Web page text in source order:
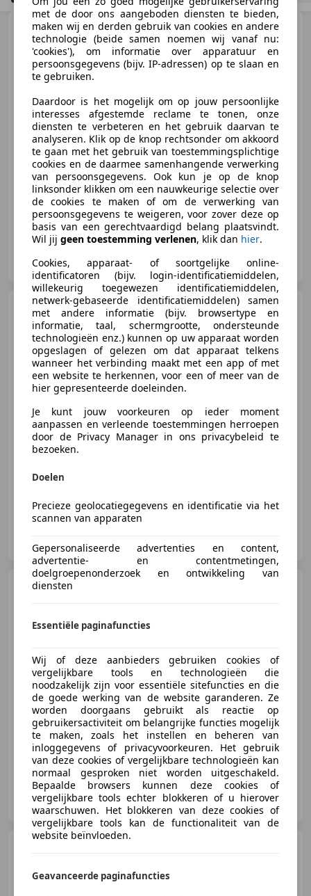
Renault MasterT35 2.3
dCi L3H3 2018 Paardenwagen
Horsetruck
€ 34.950
06/2018 58.894 km Diesel
96 kW (131 PK)
Boordcomputer, Airconditioning, Traction control, Trekhaak, Armsteun
NL-7151 NB EIBERGEN
Renault Trafic
1.6 dCi T29
L2H1 Générique BUS DEFECT
€ 3.250
06/2015 135.662 km
85 kW (116 PK)
NL-7151 NB EIBERGEN
€ 6.950
Excl. BTW
12/2017 244.369 km Diesel 55 kW (75 PK)
Thomas Automotive
NL-7151 NB EIBERGEN
Autotransporter
met de door ons aangeboden diensten te bieden,
maken wij en derden gebruik van cookies en andere
technologie (beide samen noemen wij vanaf nu:
'cookies'), om informatie over apparatuur en
persoonsgegevens (bijv. IP-adressen) op te slaan en
te gebruiken.
Daardoor is het mogelijk om op jouw persoonlijke
interesses afgestemde reclame te tonen, onze
diensten te verbeteren en het gebruik daarvan te
analyseren. Klik op de knop rechtsonder om akkoord
te gaan met het gebruik van toestemmingsplichtige
cookies en de daarmee samenhangende verwerking
van persoonsgegevens. Ook kun je op de knop
linksonder klikken om een nauwkeurige selectie over
de cookies te maken of om de verwerking van
persoonsgegevens te weigeren, voor zover deze op
basis van een gerechtvaardigd belang plaatsvindt.
Wil jij geen toestemming verlenen, klik dan hier.
Cookies, apparaat- of soortgelijke online-
identificatoren (bijv. login-identificatiemiddelen,
willekeurig toegewezen identificatiemiddelen,
netwerk-gebaseerde identificatiemiddelen) samen
met andere informatie (bijv. browsertype en
informatie, taal, schermgrootte, ondersteunde
technologieën enz.) kunnen op uw apparaat worden
opgeslagen of gelezen om dat apparaat telkens
wanneer het verbinding maakt met een app of met
een website te herkennen, voor een of meer van de
hier gepresenteerde doeleinden.
Je kunt jouw voorkeuren op ieder moment
aanpassen en verleende toestemmingen herroepen
door de Privacy Manager in ons privacybeleid te
bezoeken.
Doelen
Precieze geolocatiegegevens en identificatie via het
scannen van apparaten
Gepersonaliseerde advertenties en content,
advertentie- en contentmetingen,
doelgroepenonderzoek en ontwikkeling van
diensten
Essentiële paginafuncties
Wij of deze aanbieders gebruiken cookies of
vergelijkbare tools en technologieën die
noodzakelijk zijn voor essentiële sitefuncties en die
de goede werking van de website garanderen. Ze
worden doorgaans gebruikt als reactie op
gebruikersactiviteit om belangrijke functies mogelijk
te maken, zoals het instellen en beheren van
inloggegevens of privacyvoorkeuren. Het gebruik
van deze cookies of vergelijkbare technologieën kan
normaal gesproken niet worden uitgeschakeld.
Bepaalde browsers kunnen deze cookies of
vergelijkbare tools echter blokkeren of u hierover
waarschuwen. Het blokkeren van deze cookies of
vergelijkbare tools kan de functionaliteit van de
website beïnvloeden.
Geavanceerde paginafuncties